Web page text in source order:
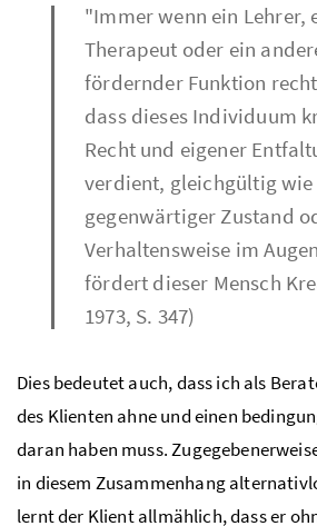
"Immer wenn ein Lehrer,
Therapeut oder ein
fördernder Funktion
dass dieses Individuum
Recht und eigener
verdient, gleichgültig wie
gegenwärtiger Zustand
Verhaltensweise im
fördert dieser Mensch
1973, S. 347)
Dies bedeutet auch, dass ich als
des Klienten ahne und einen
daran haben muss.
in diesem Zusammenhang
lernt der Klient allmählich, dass er